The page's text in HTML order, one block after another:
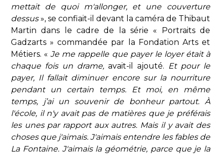
mettait de quoi m'allonger, et une couverture
dessus», se confiait-il devant la caméra de Thibaut
Martin dans le cadre de la série « Portraits de
Gadzarts » commandée par la Fondation Arts et
Métiers. «Je me rappelle que payer le loyer était à
chaque fois un drame, avait-il ajouté. Et pour le
payer, Il fallait diminuer encore sur la nourriture
pendant un certain temps. Et moi, en même
temps, j’ai un souvenir de bonheur partout. À
l'école, il n'y avait pas de matières que je préférais
les unes par rapport aux autres. Mais il y avait des
choses que j'aimais. J'aimais entendre les fables de
La Fontaine. J'aimais la géométrie, parce que je la